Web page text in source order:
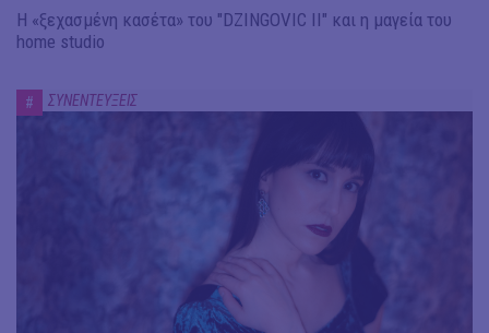
Η «ξεχασμένη κασέτα» του "DZINGOVIC II" και η μαγεία του
home studio
# ΣΥΝΕΝΤΕΥΞΕΙΣ